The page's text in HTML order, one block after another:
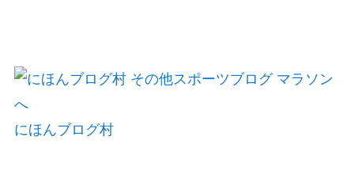
にほんブログ村